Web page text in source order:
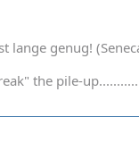
lange genug!
the pile-